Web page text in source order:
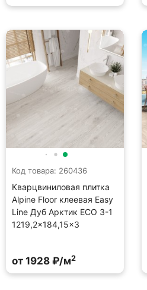
Код товара: 260436
Кварцвиниловая плитка
Alpine Floor клеевая Easy
Line Дуб Арктик ECO 3-1
1219,2×184,15×3
от 1928 ₽/м2